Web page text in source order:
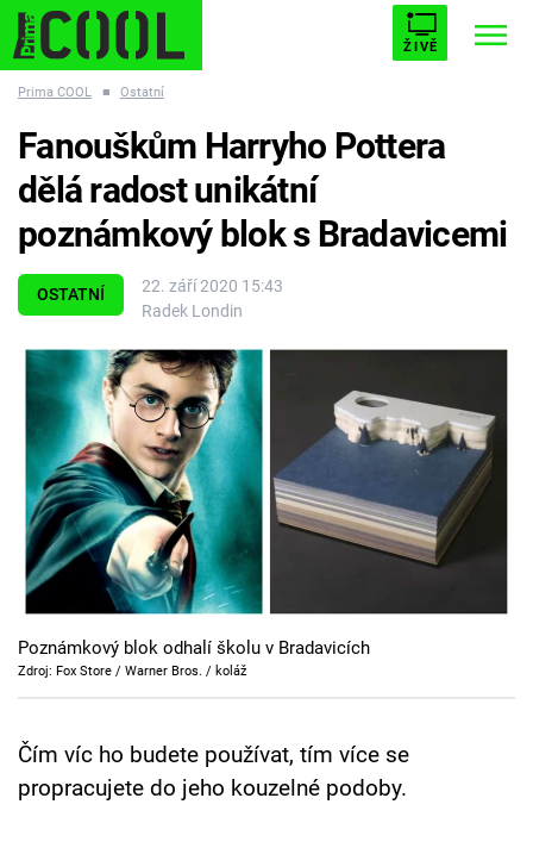
ŽIVĚ
ESCAPE PLNEJ KOTEL AVENGERS 5
Témata
Filmy
Seriály
Hry
Cool Esport
Pořady
TV Program
Přihlášení
Prima COOL ■ Ostatní
OSTATNÍ
22. září 2020 15:43
Radek Londin
Fanouškům Harryho Pottera
dělá radost unikátní
poznámkový blok s Bradavicemi
Poznámkový blok odhalí školu v Bradavicích
Zdroj: Fox Store / Warner Bros. / koláž
Čím víc ho budete používat, tím více se
propracujete do jeho kouzelné podoby.